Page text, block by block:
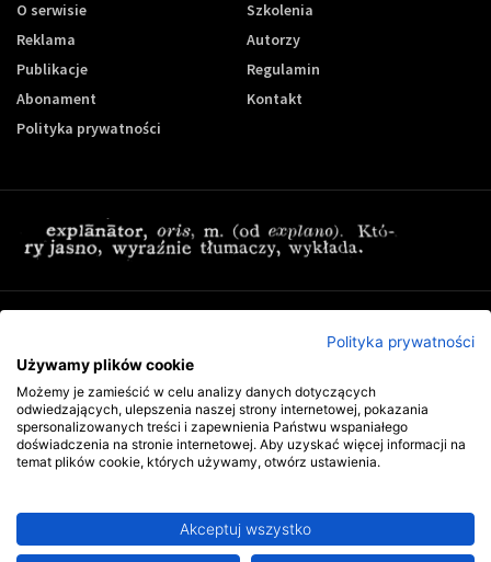
O serwisie
Szkolenia
Reklama
Autorzy
Publikacje
Regulamin
Abonament
Kontakt
Polityka prywatności
Copyright © 2009-2026 Wszystkie prawa zastrzeżone. Wydawnictwo
szkolenia i publikacje.
Polityka prywatności
Używamy plików cookie
Możemy je zamieścić w celu analizy danych dotyczących
odwiedzających, ulepszenia naszej strony internetowej, pokazania
spersonalizowanych treści i zapewnienia Państwu wspaniałego
doświadczenia na stronie internetowej. Aby uzyskać więcej informacji na
temat plików cookie, których używamy, otwórz ustawienia.
Akceptuj wszystko